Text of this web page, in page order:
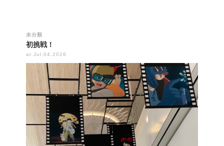
未分類
初挑戦！
at Jul.04.2026